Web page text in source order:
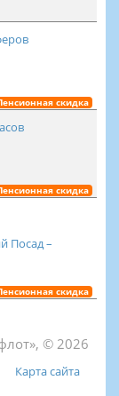
скидка
скидка
Посад –
скидка
© 2026
Карта сайта